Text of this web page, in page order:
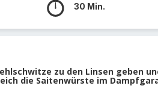
30 Min.
zu den Linsen geben
die Saitenwürste im